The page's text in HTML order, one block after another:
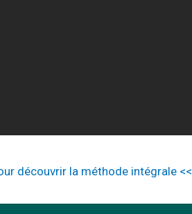
découvrir la méthode intégrale <<